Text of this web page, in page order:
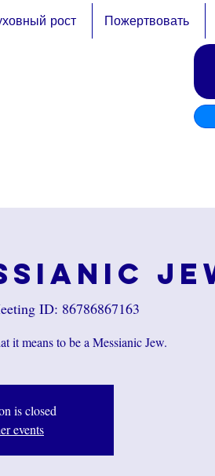
рост Пожертвовать
ID: 86786867163
it means to be a Messianic Jew.
is closed
events